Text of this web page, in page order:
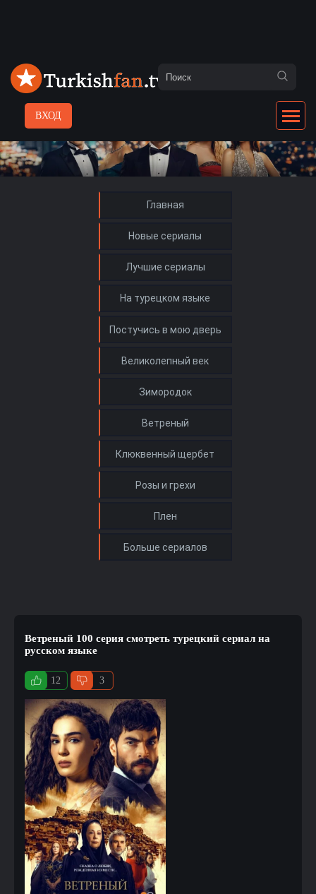
ВХОД
Главная
Новые сериалы
Лучшие сериалы
На турецком языке
Ветреный 100 серия смотреть турецкий сериал на
русском языке
12 3